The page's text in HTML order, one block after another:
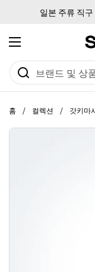
일본 주류 직
메뉴 열기
홈 / 컬렉션 / 갓키마